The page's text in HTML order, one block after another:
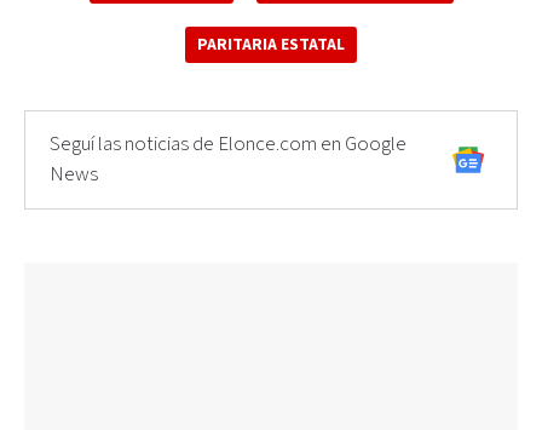
PARITARIA ESTATAL
Seguí las noticias de Elonce.com en Google
News